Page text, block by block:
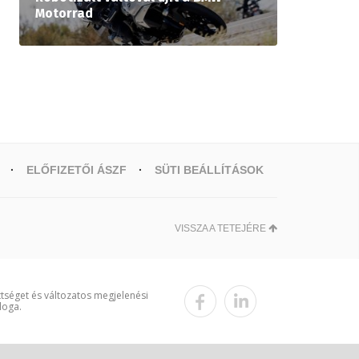
Motorrad
ELŐFIZETŐI ÁSZF SÜTI BEÁLLÍTÁSOK
VISSZA A TETEJÉRE
és változatos megjelenési